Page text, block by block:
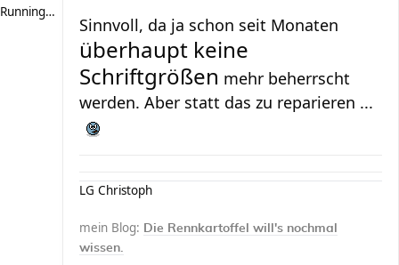
RunningPotatoe
Sinnvoll, da ja schon seit Monaten
überhaupt keine
Schriftgrößen mehr beherrscht
werden. Aber statt das zu reparieren ...
LG Christoph
mein Blog: Die Rennkartoffel will's nochmal
wissen.